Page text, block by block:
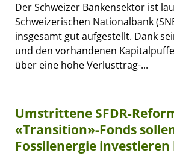
Der Schweizer Bankensektor ist
Schweizerischen Nationalbank
insgesamt gut aufgestellt. Dank
und den vorhandenen
über eine hohe Verlusttrag-...
Umstrittene SFDR-
«Transition»-Fonds
Fossilenergie